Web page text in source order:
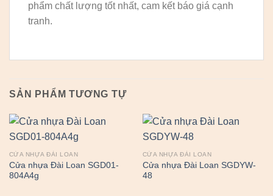
phẩm chất lượng tốt nhất, cam kết báo giá cạnh
tranh.
SẢN PHẨM TƯƠNG TỰ
CỬA NHỰA ĐÀI LOAN
Cửa nhựa Đài Loan SGD01-
804A4g
CỬA NHỰA ĐÀI LOAN
Cửa nhựa Đài Loan SGDYW-
48